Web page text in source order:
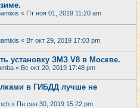
« Пт ноя 01, 2019 11:20 am
« Вт окт 29, 2019 17:03 pm
установку ЗМЗ V8 в Москве.
« Вс окт 20, 2019 17:48 pm
в ГИБДД лучше не
« Пн сен 30, 2019 15:22 pm